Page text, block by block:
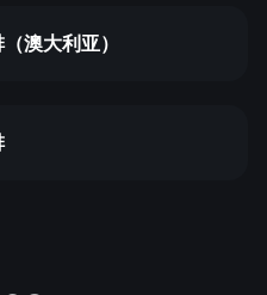
澳大利亚）